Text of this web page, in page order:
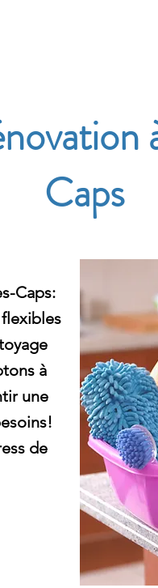
Caps
Caps:
à
une
de